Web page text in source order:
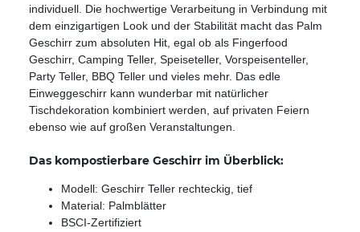
individuell. Die hochwertige Verarbeitung in Verbindung mit
dem einzigartigen Look und der Stabilität macht das Palm
Geschirr zum absoluten Hit, egal ob als Fingerfood
Geschirr, Camping Teller, Speiseteller, Vorspeisenteller,
Party Teller, BBQ Teller und vieles mehr. Das edle
Einweggeschirr kann wunderbar mit natürlicher
Tischdekoration kombiniert werden, auf privaten Feiern
ebenso wie auf großen Veranstaltungen.
Das kompostierbare Geschirr im Überblick:
Modell: Geschirr Teller rechteckig, tief
Material: Palmblätter
BSCI-Zertifiziert